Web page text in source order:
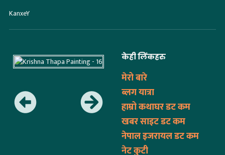
KanxeY
केही लिंकहरु
मेरो बारे
ब्लग यात्रा
हाम्रो कथाघर डट कम
खबर साइट डट कम
नेपाल इजरायल डट कम
नेट कुटी